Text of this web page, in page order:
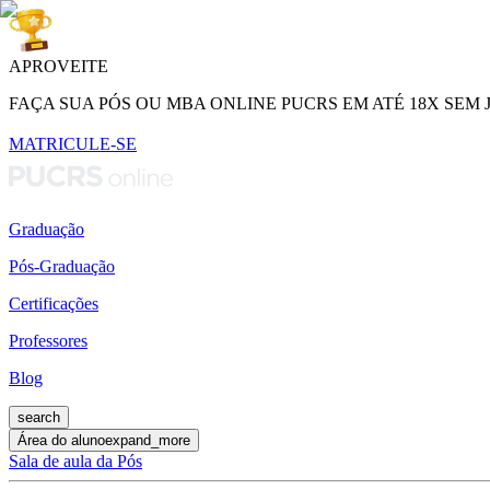
APROVEITE
FAÇA SUA PÓS OU MBA ONLINE PUCRS EM ATÉ 18X SEM
MATRICULE-SE
Graduação
Pós-Graduação
Certificações
Professores
Blog
search
Área do alunoexpand_more
Sala de aula da Pós